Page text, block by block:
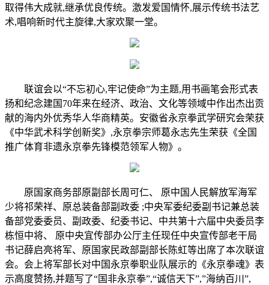
取得伟大成就,继承优良传统。激发爱国情怀,展示传统书法艺
术,唱响新时代主旋律,大家欢聚一堂。
联谊会以“不忘初心,牢记使命”为主题,用书画笔会形式表
扬和纪念建国70年来在经济、政治、文化等领域中作出杰出贡
献的海内外优秀华人华商精英。安徽省永京拳武学研究会荣获
《中华武术科学创新奖》,永京拳宗师葛永志先生荣获《全国
推广体育非遗永京拳先锋模范领军人物》。
原国家商务部原副部长周可仁、 原中国人民解放军海军
少将祁荣祥、原总装备部副政委 ;中央军委纪委副书记兼总装
备部党委委员、副政委、纪委书记、中共第十六届中央委员李
栋恒中将、 原中央宜传部办公厅主任现任中央宣传部老干局
书记薛启亮将军、原国家民政部副部长陈虹等出席了本次联谊
会。会上将军部长对中国永京拳职业队展示的《永京拳魂》表
示高度赞扬,并题写了“国非永京拳”,“诚信天下”,”海纳百川”,